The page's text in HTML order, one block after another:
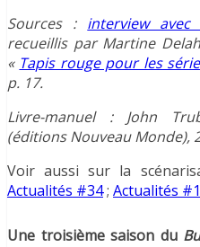
Sources : interview avec
recueillis par Martine
« Tapis rouge pour les
p. 17.
Livre-manuel : John
(éditions Nouveau Monde),
Voir aussi sur la
Actualités #34; Actualités
Une troisième saison du